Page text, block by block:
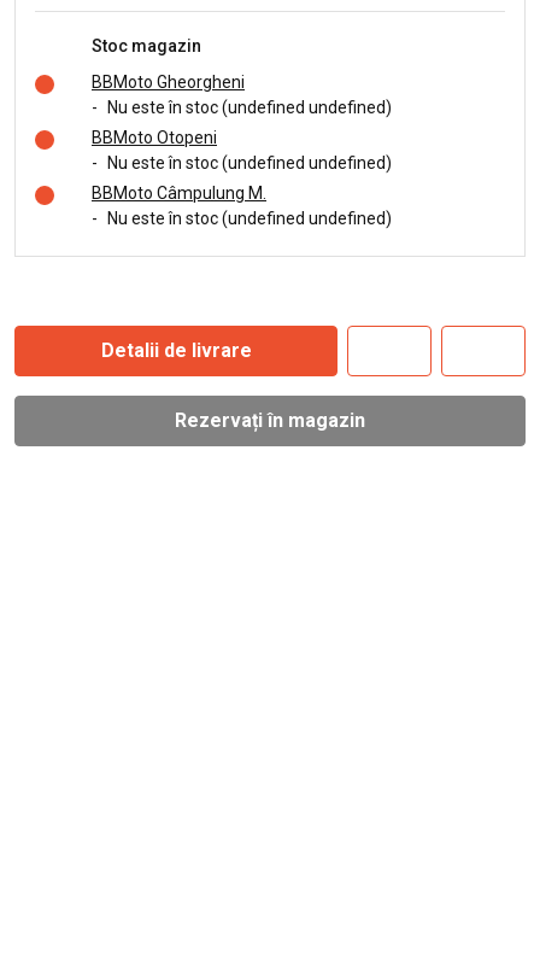
Stoc magazin
BBMoto Gheorgheni
-
Nu este în stoc (undefined undefined)
BBMoto Otopeni
-
Nu este în stoc (undefined undefined)
BBMoto Câmpulung M.
-
Nu este în stoc (undefined undefined)
Detalii de livrare
Rezervați în magazin